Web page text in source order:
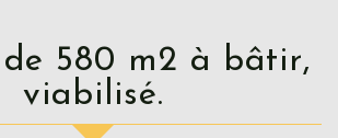
viabilisé.